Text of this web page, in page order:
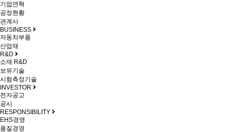
기업연혁
공정현황
관계사
BUSINESS
자동차부품
산업재
R&D
소재 R&D
보유기술
시험측정기술
INVESTOR
전자공고
공시
RESPONSIBILITY
EHS경영
품질경영